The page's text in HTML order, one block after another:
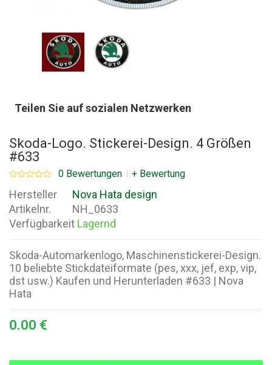
Teilen Sie auf sozialen Netzwerken
Skoda-Logo. Stickerei-Design. 4 Größen
#633
0 Bewertungen + Bewertung
Hersteller
Nova Hata design
Artikelnr.
NH_0633
Verfügbarkeit Lagernd
Skoda-Automarkenlogo, Maschinenstickerei-Design.
10 beliebte Stickdateiformate (pes, xxx, jef, exp, vip,
dst usw.) Kaufen und Herunterladen #633 | Nova
Hata
0.00 €